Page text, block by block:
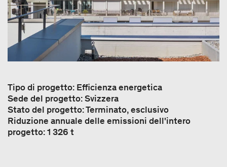
Tipo di progetto: Efficienza energetica
Sede del progetto: Svizzera
Stato del progetto: Terminato, esclusivo
Riduzione annuale delle emissioni dell'intero
progetto: 1 326 t